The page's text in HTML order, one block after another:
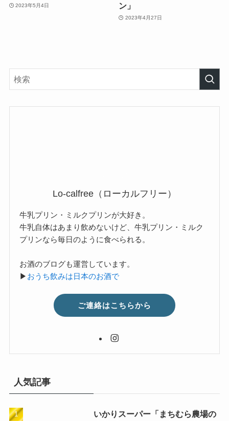
2023年5月4日
ン」
2023年4月27日
Lo-calfree（ローカルフリー）
牛乳プリン・ミルクプリンが大好き。
牛乳自体はあまり飲めないけど、牛乳プリン・ミルク
プリンなら毎日のように食べられる。
お酒のブログも運営しています。
▶ おうち飲みは日本のお酒で
ご連絡はこちらから
人気記事
いかりスーパー「まちむら農場の